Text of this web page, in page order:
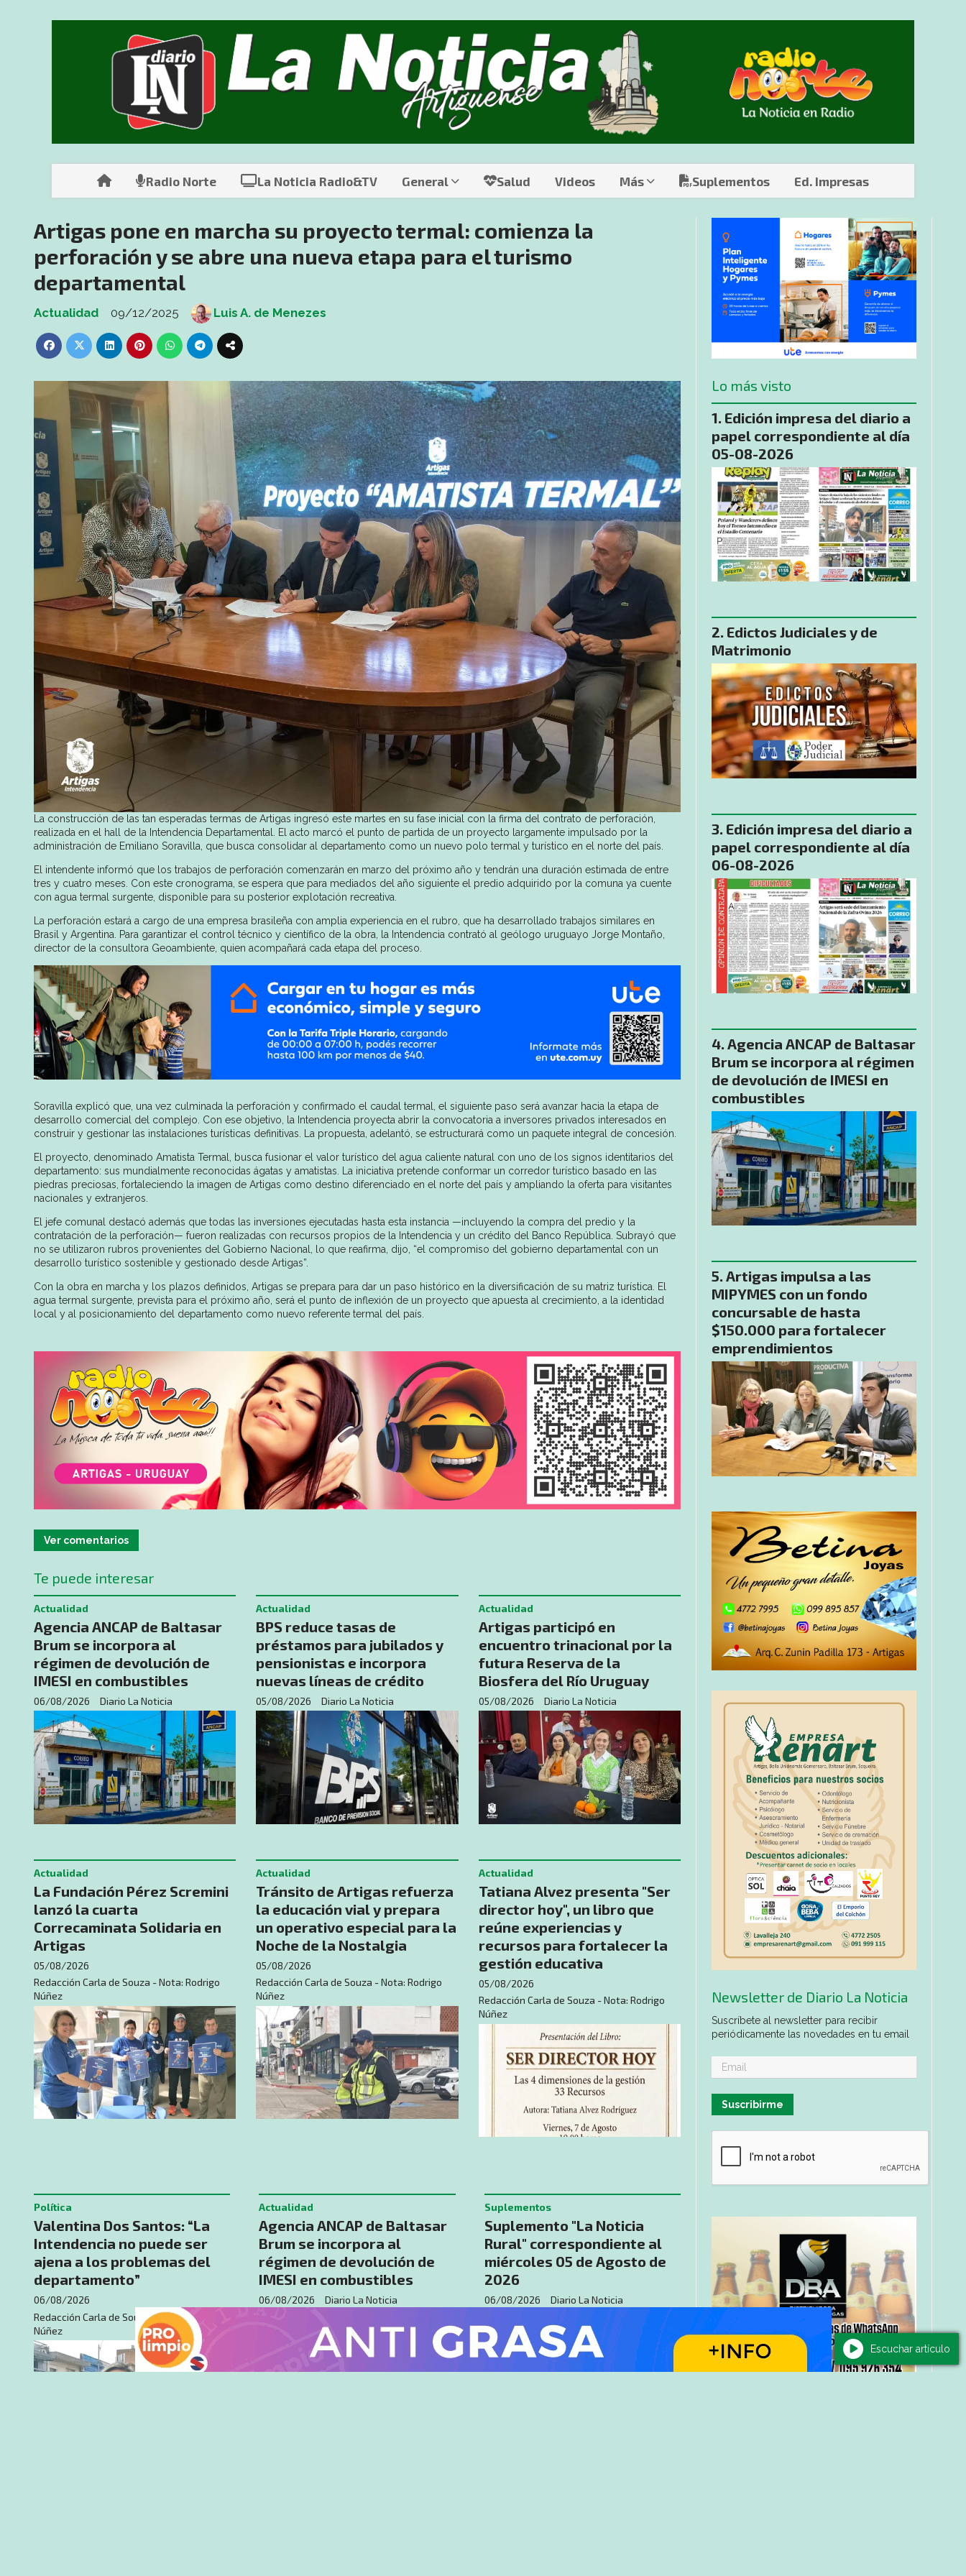
Radio Norte La Noticia Radio&TV General Salud Videos Más Suplementos Ed. Impresas
Artigas pone en marcha su proyecto termal: comienza la
perforación y se abre una nueva etapa para el turismo
departamental
Actualidad 09/12/2025 Luis A. de Menezes
La construcción de las tan esperadas termas de Artigas ingresó este martes en su fase inicial con la firma del contrato de perforación,
realizada en el hall de la Intendencia Departamental. El acto marcó el punto de partida de un proyecto largamente impulsado por la
administración de Emiliano Soravilla, que busca consolidar al departamento como un nuevo polo termal y turístico en el norte del país.
El intendente informó que los trabajos de perforación comenzarán en marzo del próximo año y tendrán una duración estimada de entre
tres y cuatro meses. Con este cronograma, se espera que para mediados del año siguiente el predio adquirido por la comuna ya cuente
con agua termal surgente, disponible para su posterior explotación recreativa.
La perforación estará a cargo de una empresa brasileña con amplia experiencia en el rubro, que ha desarrollado trabajos similares en
Brasil y Argentina. Para garantizar el control técnico y científico de la obra, la Intendencia contrató al geólogo uruguayo Jorge Montaño,
director de la consultora Geoambiente, quien acompañará cada etapa del proceso.
Soravilla explicó que, una vez culminada la perforación y confirmado el caudal termal, el siguiente paso será avanzar hacia la etapa de
desarrollo comercial del complejo. Con ese objetivo, la Intendencia proyecta abrir la convocatoria a inversores privados interesados en
construir y gestionar las instalaciones turísticas definitivas. La propuesta, adelantó, se estructurará como un paquete integral de concesión.
El proyecto, denominado Amatista Termal, busca fusionar el valor turístico del agua caliente natural con uno de los signos identitarios del
departamento: sus mundialmente reconocidas ágatas y amatistas. La iniciativa pretende conformar un corredor turístico basado en las
piedras preciosas, fortaleciendo la imagen de Artigas como destino diferenciado en el norte del país y ampliando la oferta para visitantes
nacionales y extranjeros.
El jefe comunal destacó además que todas las inversiones ejecutadas hasta esta instancia —incluyendo la compra del predio y la
contratación de la perforación— fueron realizadas con recursos propios de la Intendencia y un crédito del Banco República. Subrayó que
no se utilizaron rubros provenientes del Gobierno Nacional, lo que reafirma, dijo, “el compromiso del gobierno departamental con un
desarrollo turístico sostenible y gestionado desde Artigas”.
Con la obra en marcha y los plazos definidos, Artigas se prepara para dar un paso histórico en la diversificación de su matriz turística. El
agua termal surgente, prevista para el próximo año, será el punto de inflexión de un proyecto que apuesta al crecimiento, a la identidad
local y al posicionamiento del departamento como nuevo referente termal del país.
Ver comentarios
Te puede interesar
Agencia ANCAP de Baltasar
Brum se incorpora al
régimen de devolución de
IMESI en combustibles
Diario La Noticia
Actualidad
06/08/2026
BPS reduce tasas de
préstamos para jubilados y
pensionistas e incorpora
nuevas líneas de crédito
Diario La Noticia
Actualidad
05/08/2026
Artigas participó en
encuentro trinacional por la
futura Reserva de la
Biosfera del Río Uruguay
Diario La Noticia
Actualidad
05/08/2026
La Fundación Pérez Scremini
lanzó la cuarta
Correcaminata Solidaria en
Artigas
Redacción Carla de Souza - Nota: Rodrigo
Núñez
Actualidad
05/08/2026
Tránsito de Artigas refuerza
la educación vial y prepara
un operativo especial para la
Noche de la Nostalgia
Redacción Carla de Souza - Nota: Rodrigo
Núñez
Actualidad
05/08/2026
Tatiana Alvez presenta "Ser
director hoy", un libro que
reúne experiencias y
recursos para fortalecer la
gestión educativa
Redacción Carla de Souza - Nota: Rodrigo
Núñez
Actualidad
05/08/2026
Valentina Dos Santos: “La
Intendencia no puede ser
ajena a los problemas del
departamento”
Redacción Carla de Souza - Nota: Rodrigo
Núñez
Política
06/08/2026
Agencia ANCAP de Baltasar
Brum se incorpora al
régimen de devolución de
IMESI en combustibles
Diario La Noticia
Actualidad
06/08/2026
Suplemento "La Noticia
Rural" correspondiente al
miércoles 05 de Agosto de
2026
Diario La Noticia
Suplementos
06/08/2026
Lo más visto
Edición impresa del diario a
papel correspondiente al día
05-08-2026
Edictos Judiciales y de
Matrimonio
Edición impresa del diario a
papel correspondiente al día
06-08-2026
Agencia ANCAP de Baltasar
Brum se incorpora al régimen
de devolución de IMESI en
combustibles
Artigas impulsa a las
MIPYMES con un fondo
concursable de hasta
$150.000 para fortalecer
emprendimientos
Newsletter de Diario La Noticia
Suscríbete al newsletter para recibir
periódicamente las novedades en tu email
Suscribirme
Escuchar artículo